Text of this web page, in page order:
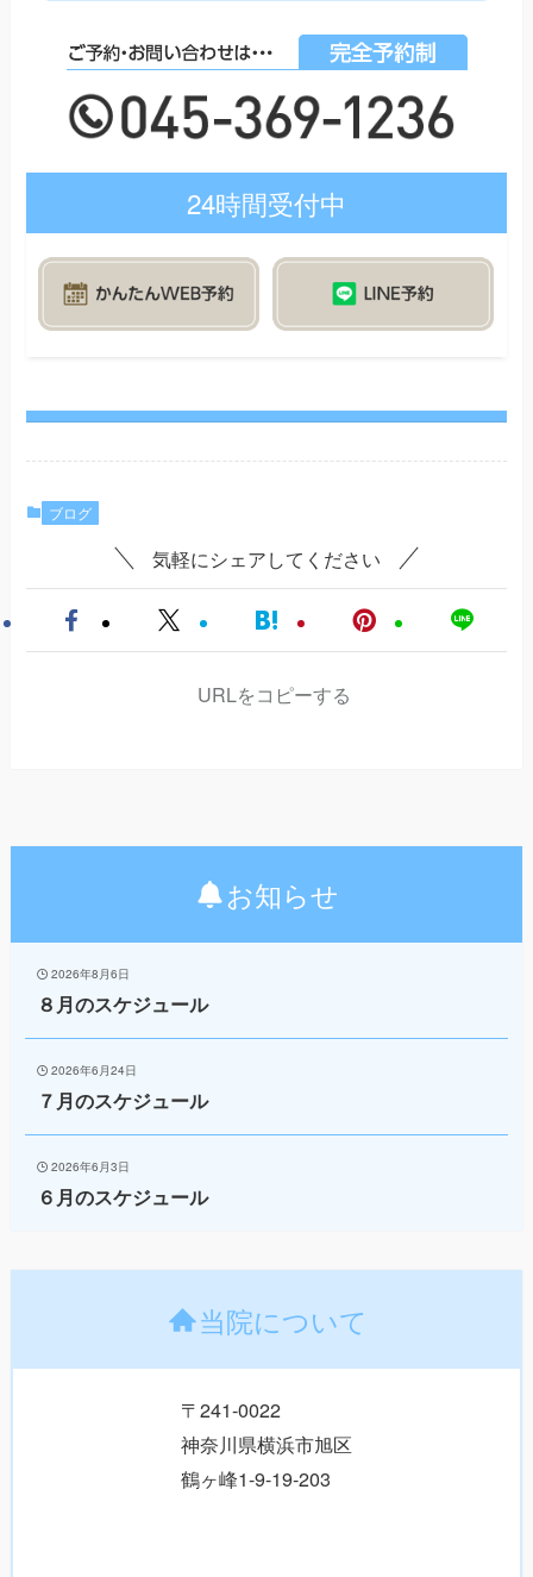
24時間受付中
ブログ
気軽にシェアしてください
URLをコピーする
お知らせ
2026年8月6日
８月のスケジュール
2026年6月24日
７月のスケジュール
2026年6月3日
６月のスケジュール
当院について
〒241-0022
神奈川県横浜市旭区
鶴ヶ峰1-9-19-203